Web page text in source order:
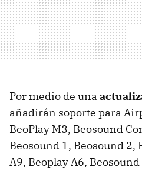
Por medio de una
añadirán soporte para
BeoPlay M3, Beosound
Beosound 1, Beosound 2,
A9, Beoplay A6,